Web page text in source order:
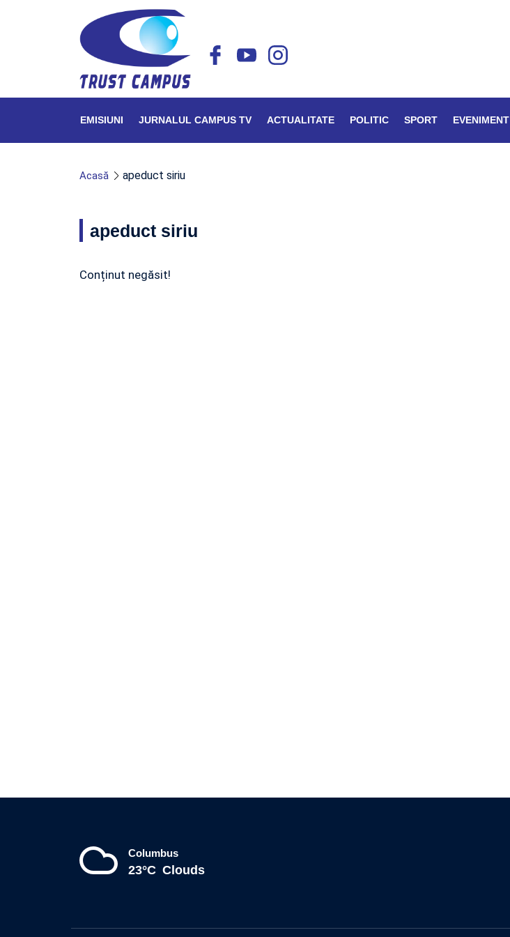
EMISIUNI JURNALUL CAMPUS TV ACTUALITATE POLITIC SPORT EVENIMENT
Acasă apeduct siriu
apeduct siriu
Conținut negăsit!
Columbus
23°C Clouds